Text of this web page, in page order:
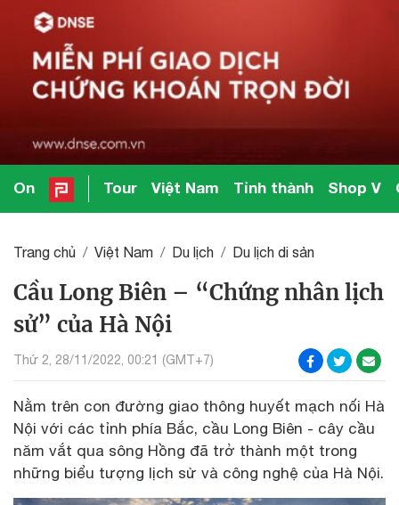
On Tour Việt Nam Tỉnh thành Shop V
Trang chủ Việt Nam Du lịch Du lịch di sản
Cầu Long Biên – “Chứng nhân lịch
sử” của Hà Nội
Thứ 2, 28/11/2022, 00:21 (GMT+7)
Nằm trên con đường giao thông huyết mạch nối Hà
Nội với các tỉnh phía Bắc, cầu Long Biên - cây cầu
năm vắt qua sông Hồng đã trở thành một trong
những biểu tượng lịch sử và công nghệ của Hà Nội.